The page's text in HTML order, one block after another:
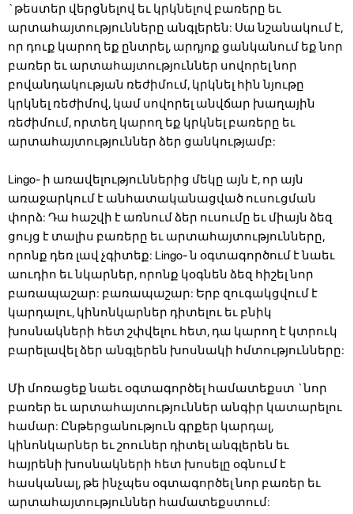
`թեստեր վերցնելով եւ կրկնելով բառերը եւ
արտահայտությունները անգլերեն: Սա նշանակում է,
որ դուք կարող եք ընտրել, արդյոք ցանկանում եք նոր
բառեր եւ արտահայտություններ սովորել նոր
բովանդակության ռեժիմում, կրկնել հին նյութը
կրկնել ռեժիմով, կամ սովորել անվճար խաղային
ռեժիմում, որտեղ կարող եք կրկնել բառերը եւ
արտահայտություններ ձեր ցանկությամբ:
Lingo- ի առավելություններից մեկը այն է, որ այն
առաջարկում է անհատականացված ուսուցման
փորձ: Դա հաշվի է առնում ձեր ուսումը եւ միայն ձեզ
ցույց է տալիս բառերը եւ արտահայտությունները,
որոնք դեռ լավ չգիտեք: Lingo- ն օգտագործում է նաեւ
աուդիո եւ նկարներ, որոնք կօգնեն ձեզ հիշել նոր
բառապաշար: բառապաշար: Երբ զուգակցվում է
կարդալու, կինոնկարներ դիտելու եւ բնիկ
խոսնակների հետ շփվելու հետ, դա կարող է կտրուկ
բարելավել ձեր անգլերեն խոսնակի հմտությունները:
Մի մոռացեք նաեւ օգտագործել համատեքստ `նոր
բառեր եւ արտահայտություններ անգիր կատարելու
համար: Ընթերցանություն գրքեր կարդալ,
կինոնկարներ եւ շոուներ դիտել անգլերեն եւ
հայրենի խոսնակների հետ խոսելը օգնում է
հասկանալ, թե ինչպես օգտագործել նոր բառեր եւ
արտահայտություններ համատեքստում: